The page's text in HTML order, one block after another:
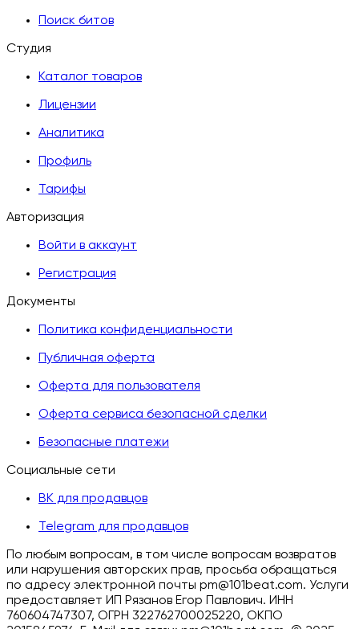
Поиск битов
Студия
Каталог товаров
Лицензии
Аналитика
Профиль
Тарифы
Авторизация
Войти в аккаунт
Регистрация
Документы
Политика конфиденциальности
Публичная оферта
Оферта для пользователя
Оферта сервиса безопасной сделки
Безопасные платежи
Социальные сети
ВК для продавцов
Telegram для продавцов
По любым вопросам, в том числе вопросам возвратов
или нарушения авторских прав, просьба обращаться
по адресу электронной почты pm@101beat.com. Услуги
предоставляет ИП Рязанов Егор Павлович. ИНН
760604747307, ОГРН 322762700025220, ОКПО